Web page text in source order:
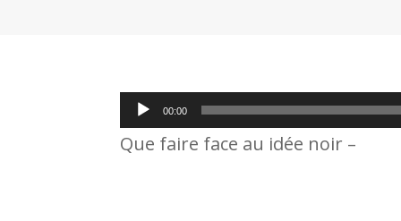
Lecteur
audio
00:00
Que faire face au idée noir –